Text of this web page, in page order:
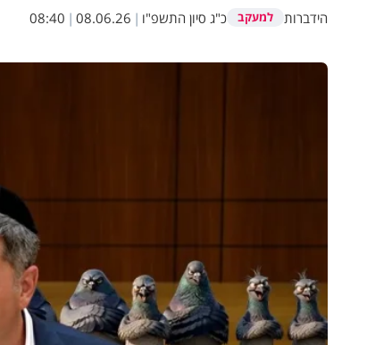
הידברות למעקב כ"ג סיון התשפ"ו |
08.06.26
|
08:40